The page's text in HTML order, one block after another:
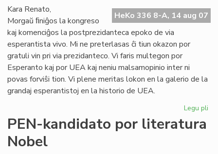
HeKo 336 8-A, 14 aug 07
Kara Renato,
Morgaŭ ﬁniĝos la kongreso
kaj komenciĝos la postprezidanteca epoko de via
esperantista vivo. Mi ne preterlasas ĉi tiun okazon por
gratuli vin pri via prezidanteco. Vi faris multegon por
Esperanto kaj por UEA kaj neniu malsamopinio inter ni
povas forviŝi tion. Vi plene meritas lokon en la galerio de la
grandaj esperantistoj en la historio de UEA.
Legu pli
PEN-kandidato por literatura
Nobel